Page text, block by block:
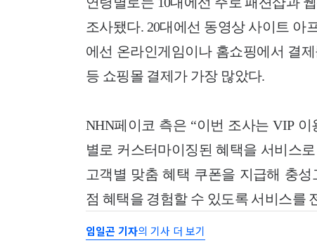
조사됐다. 20대에선 동영상 사이트 아
에선 온라인게임이나 홈쇼핑에서 결
등 쇼핑몰 결제가 가장 많았다.
NHN페이코 측은 “이번 조사는 VIP
별로 커스터마이징된 혜택을 서비스
고객별 맞춤 혜택 쿠폰을 지급해 충
점 혜택을 경험할 수 있도록 서비스를
임일곤 기자의 기사 더 보기